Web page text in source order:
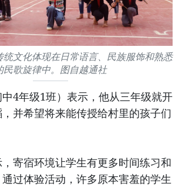
统文化体现在日常语言、民族服饰和熟悉
民歌旋律中。图自越通社
4年级1班）表示，他从三年级就开
并希望将来能传授给村里的孩子们
寄宿环境让学生有更多时间练习和
过体验活动，许多原本害羞的学生